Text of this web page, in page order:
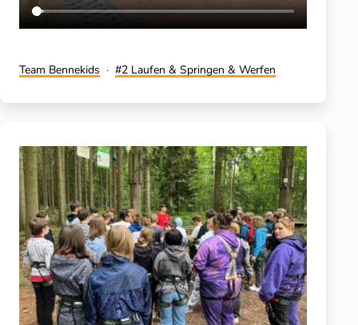
Kategorisiert
Team Bennekids
Verschlagwortet
2 Laufen & Springen & Werfen